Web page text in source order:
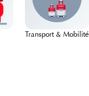
Transport & Mobilité